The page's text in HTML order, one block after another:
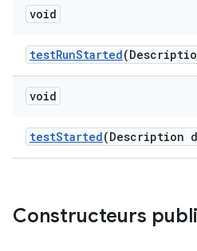
void
testRunStarted
void
testStarted(Description
Constructeurs